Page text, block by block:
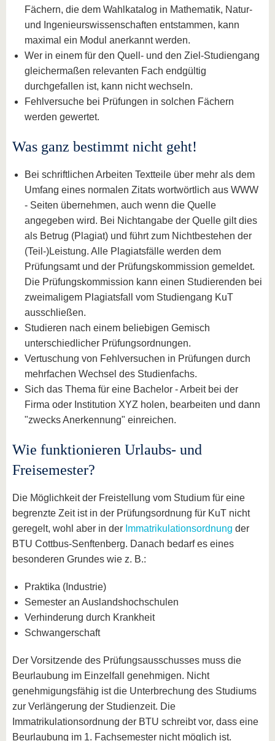
Fächern, die dem Wahlkatalog in Mathematik, Natur-
und Ingenieurswissenschaften entstammen, kann
maximal ein Modul anerkannt werden.
Wer in einem für den Quell- und den Ziel-Studiengang
gleichermaßen relevanten Fach endgültig
durchgefallen ist, kann nicht wechseln.
Fehlversuche bei Prüfungen in solchen Fächern
werden gewertet.
Was ganz bestimmt nicht geht!
Bei schriftlichen Arbeiten Textteile über mehr als dem
Umfang eines normalen Zitats wortwörtlich aus WWW
- Seiten übernehmen, auch wenn die Quelle
angegeben wird. Bei Nichtangabe der Quelle gilt dies
als Betrug (Plagiat) und führt zum Nichtbestehen der
(Teil-)Leistung. Alle Plagiatsfälle werden dem
Prüfungsamt und der Prüfungskommission gemeldet.
Die Prüfungskommission kann einen Studierenden bei
zweimaligem Plagiatsfall vom Studiengang KuT
ausschließen.
Studieren nach einem beliebigen Gemisch
unterschiedlicher Prüfungsordnungen.
Vertuschung von Fehlversuchen in Prüfungen durch
mehrfachen Wechsel des Studienfachs.
Sich das Thema für eine Bachelor - Arbeit bei der
Firma oder Institution XYZ holen, bearbeiten und dann
"zwecks Anerkennung" einreichen.
Wie funktionieren Urlaubs- und
Freisemester?
Die Möglichkeit der Freistellung vom Studium für eine
begrenzte Zeit ist in der Prüfungsordnung für KuT nicht
geregelt, wohl aber in der Immatrikulationsordnung der
BTU Cottbus-Senftenberg. Danach bedarf es eines
besonderen Grundes wie z. B.:
Praktika (Industrie)
Semester an Auslandshochschulen
Verhinderung durch Krankheit
Schwangerschaft
Der Vorsitzende des Prüfungsausschusses muss die
Beurlaubung im Einzelfall genehmigen. Nicht
genehmigungsfähig ist die Unterbrechung des Studiums
zur Verlängerung der Studienzeit. Die
Immatrikulationsordnung der BTU schreibt vor, dass eine
Beurlaubung im 1. Fachsemester nicht möglich ist.